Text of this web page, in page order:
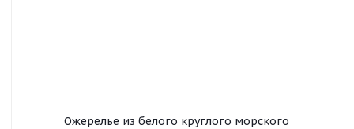
Ожерелье из белого круглого морского